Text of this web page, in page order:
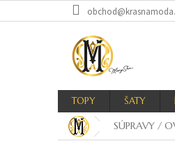
na
TOPY ŠATY
SÚPRAVY /